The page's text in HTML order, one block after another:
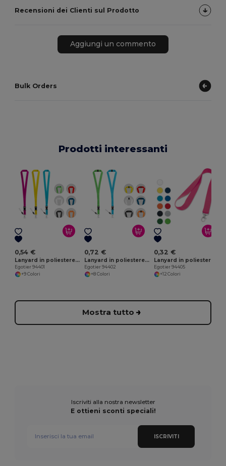
Recensioni dei Clienti sul Prodotto
Aggiungi un commento
Bulk Orders
Prodotti interessanti
0,54 €
Lanyard in poliestere con moschettone in metallo
Egotier 94401
+9 Colori
0,72 €
Lanyard in poliestere con moschettone in metallo
Egotier 94402
+8 Colori
0,32 €
Lanyard in poliestere
Egotier 94405
+12 Colori
Mostra tutto
Iscriviti alla nostra newsletter
E ottieni sconti speciali!
ISCRIVITI